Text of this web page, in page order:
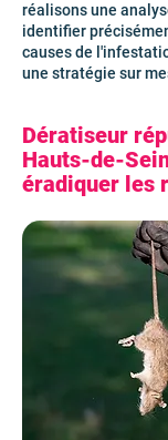
réalisons une
identifier
causes de
une stratégie sur
Dératiseur
Hauts-de-
éradiquer les